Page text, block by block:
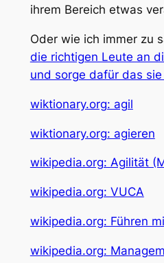
ihrem Bereich etwas
Oder wie ich immer zu
die richtigen Leute an
und sorge dafür das
wiktionary.org: agil
wiktionary.org: agieren
wikipedia.org: Agilität
wikipedia.org: VUCA
wikipedia.org: Führen
wikipedia.org: